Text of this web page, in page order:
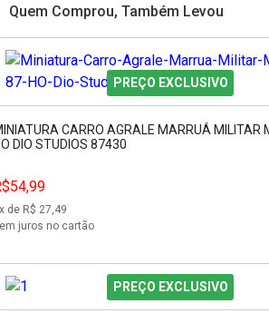
Quem Comprou, Também Levou
PREÇO EXCLUSIVO
CARRO AGRALE MARRUÁ MILITAR
DIO STUDIOS 87430
x de R$ 27,49
juros no cartão
PREÇO EXCLUSIVO